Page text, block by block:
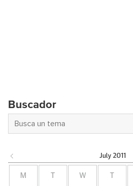
Buscador
July 2011
M W